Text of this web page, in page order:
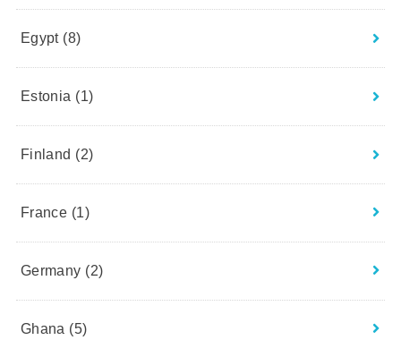
Egypt (8)
Estonia (1)
Finland (2)
France (1)
Germany (2)
Ghana (5)